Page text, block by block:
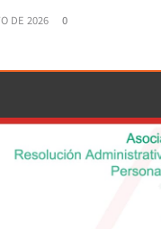
DE 2026 0